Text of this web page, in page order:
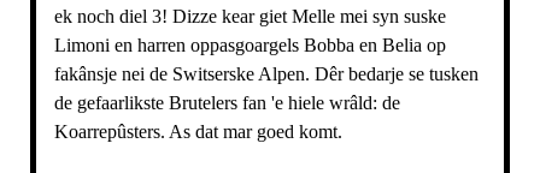
ek noch diel 3! Dizze kear giet Melle mei syn suske
Limoni en harren oppasgoargels Bobba en Belia op
fakânsje nei de Switserske Alpen. Dêr bedarje se tusken
de gefaarlikste Brutelers fan 'e hiele wrâld: de
Koarrepûsters. As dat mar goed komt.